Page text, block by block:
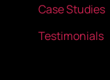
Case Studies
Testimonials